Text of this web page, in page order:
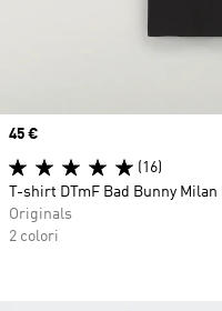
Price
45 €
(16)
T-shirt DTmF Bad Bunny
Originals
2 colori